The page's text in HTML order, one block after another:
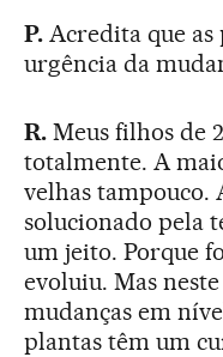
P.Acredita que as
urgência da
R.Meus filhos de
totalmente. A
velhas tampouco.
solucionado pela
um jeito. Porque
evoluiu. Mas
mudanças em
plantas têm um